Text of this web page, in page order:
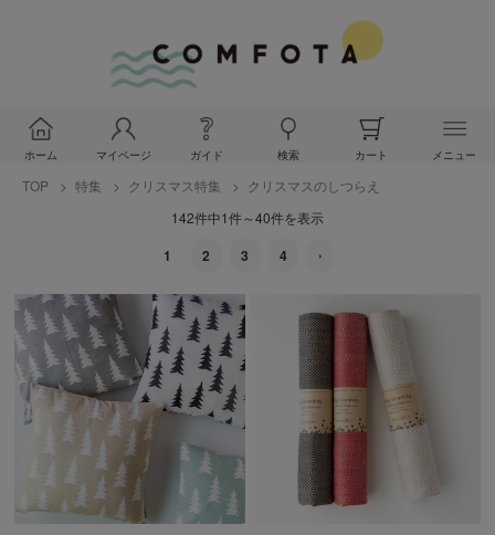
ホーム マイページ ガイド 検索 カート メニュー
TOP 特集 クリスマス特集
クリスマスのしつらえ
142件中1件～40件を表示
1 2 3 4